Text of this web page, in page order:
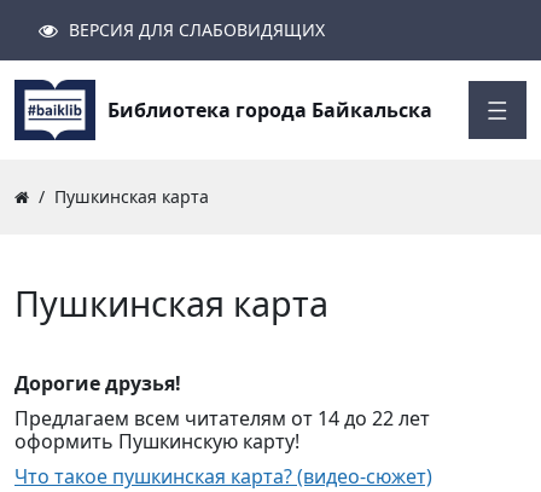
Пушкинская карта
Дорогие друзья!
Предлагаем всем читателям от 14 до 22 лет
оформить Пушкинскую карту!
Что такое пушкинская карта? (видео-сюжет)
Поиск
Найти
ВЕРСИЯ ДЛЯ СЛАБОВИДЯЩИХ
Библиотека города Байкальска
Пушкинская карта